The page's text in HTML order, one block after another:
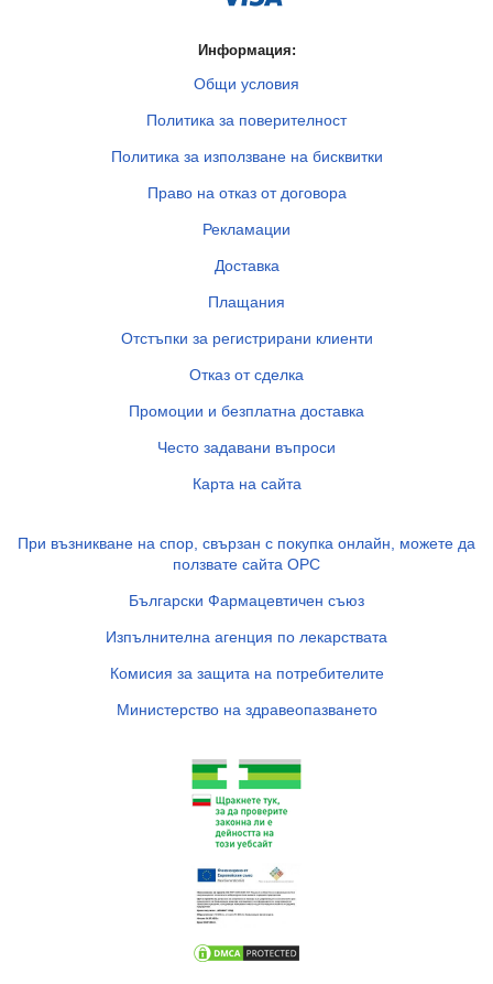
Информация:
Общи условия
Политика за поверителност
Политика за използване на бисквитки
Право на отказ от договора
Рекламации
Доставка
Плащания
Отстъпки за регистрирани клиенти
Отказ от сделка
Промоции и безплатна доставка
Често задавани въпроси
Карта на сайта
При възникване на спор, свързан с покупка онлайн, можете да
ползвате сайта ОРС
Български Фармацевтичен съюз
Изпълнителна агенция по лекарствата
Комисия за защита на потребителите
Министерство на здравеопазването